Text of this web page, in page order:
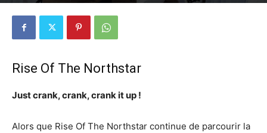
Rise Of The Northstar
Just crank, crank, crank it up !
Alors que Rise Of The Northstar continue de parcourir la